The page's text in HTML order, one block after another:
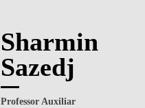
Sharmin
Sazedj
Professor Auxiliar